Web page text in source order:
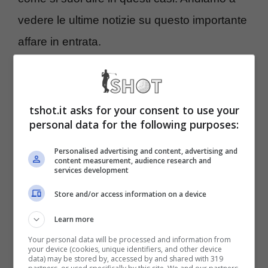
vedere le ultime notizie su questo importante
affare in entrata.
I bianconeri provano il
colpo dalla Bundesliga
Dal punto di vista delle disponibilità
economiche, non siamo di certo al cospetto
della grandissimaJuventus. I bianconeri,
infatti, devono far quadrare i conti e,
momento chebisogna tornare
tshot.it asks for your consent to use your
personal data for the following purposes:
Personalised advertising and content, advertising and
content measurement, audience research and
services development
Store and/or access information on a device
Learn more
Your personal data will be processed and information from
your device (cookies, unique identifiers, and other device
data) may be stored by, accessed by and shared with 319